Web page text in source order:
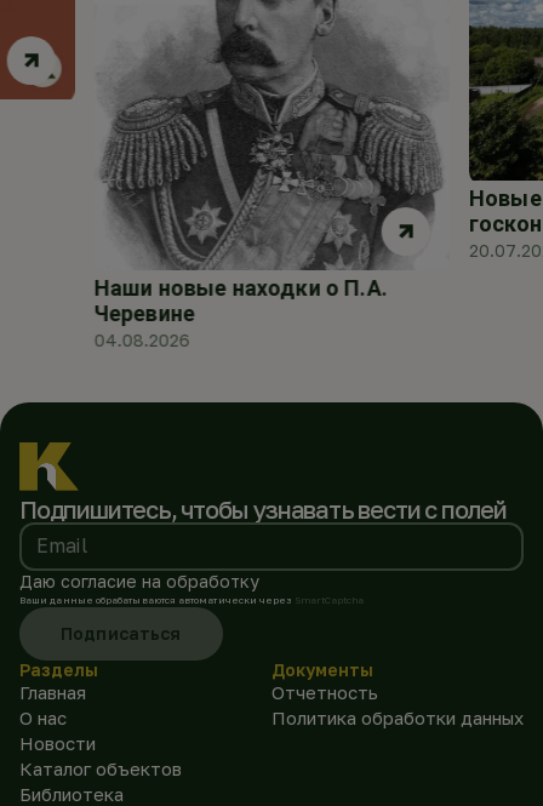
Наши новые находки о П.А.
Черевине
04.08.2026
Новые
Подпишитесь, чтобы узнавать вести с полей
Email
Даю согласие на обработку
Ваши данные обрабатываются автоматически через SmartCaptcha
Подписаться
Разделы
Главная
О нас
Новости
Каталог объектов
Библиотека
Документы
Отчетность
Политика обработки данных